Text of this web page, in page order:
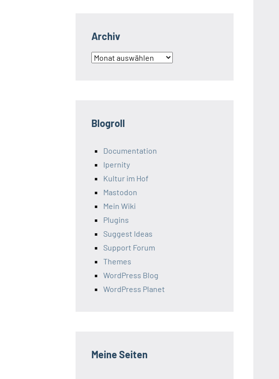
Archiv
Archiv
Blogroll
Documentation
Ipernity
Kultur im Hof
Mastodon
Mein Wiki
Plugins
Suggest Ideas
Support Forum
Themes
WordPress Blog
WordPress Planet
Meine Seiten